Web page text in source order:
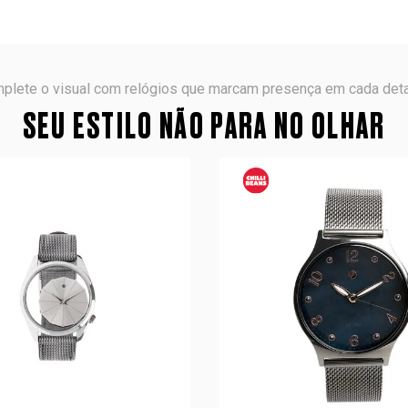
o visual com relógios que marcam presença em cada
SEU ESTILO NÃO PARA NO OLHAR